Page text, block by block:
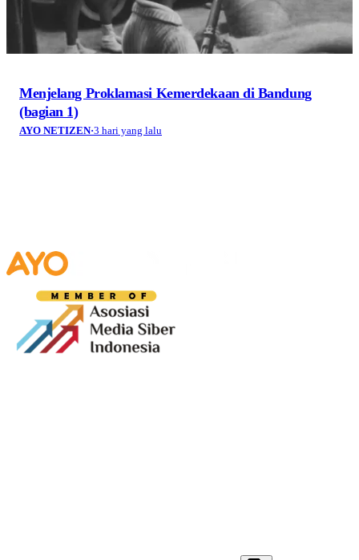
Menjelang Proklamasi Kemerdekaan di Bandung
(bagian 1)
AYO NETIZEN·3 hari yang lalu